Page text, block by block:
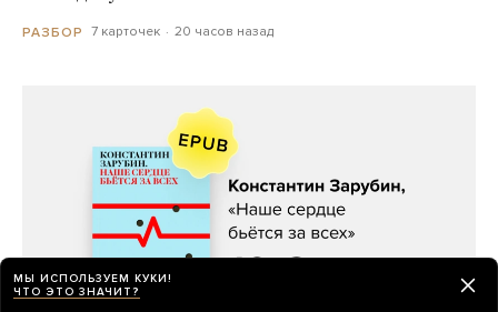
РАЗБОР 7 карточек 20 часов назад
МЫ ИСПОЛЬЗУЕМ КУКИ!
ЧТО ЭТО ЗНАЧИТ?